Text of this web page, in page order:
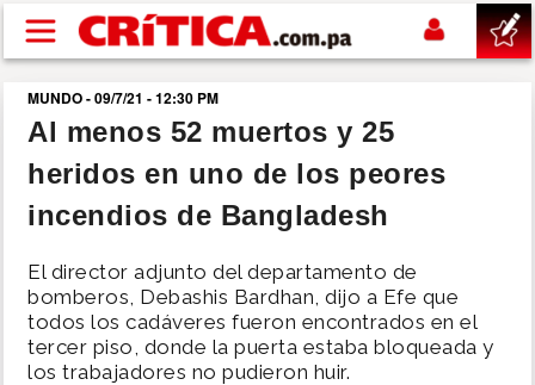
Pasar al contenido principal
buscar
SUCESOS
POLÍTICA
SHOW
MUNDO - 09/7/21 - 12:30 PM
Al menos 52 muertos y 25
heridos en uno de los peores
incendios de Bangladesh
El director adjunto del departamento de
bomberos, Debashis Bardhan, dijo a Efe que
todos los cadáveres fueron encontrados en el
tercer piso, donde la puerta estaba bloqueada y
los trabajadores no pudieron huir.